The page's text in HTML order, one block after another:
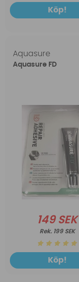
Köp!
Aquasure
Aquasure FD
149 SEK
199 SEK
Köp!